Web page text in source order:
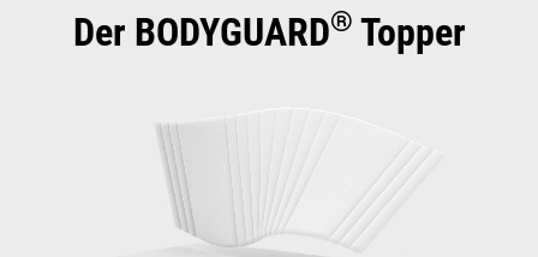
Der BODYGUARD® Topper